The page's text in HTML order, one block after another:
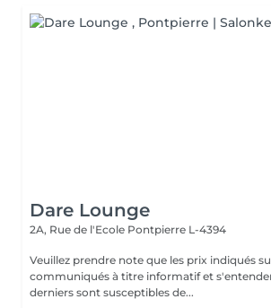
Dare Lounge
2A, Rue de l'Ecole Pontpierre L-4394
Veuillez prendre note que les prix indiqués
communiqués à titre informatif et
derniers sont susceptibles de...